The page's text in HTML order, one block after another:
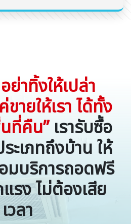
ย่าทิ้งให้เปล่า
ายให้เรา ได้ทั้ง
ที่คืน”เรารับซื้อ
ะเภทถึงบ้าน ให้
มบริการถอดฟรี
รง ไม่ต้องเสีย
เวลา